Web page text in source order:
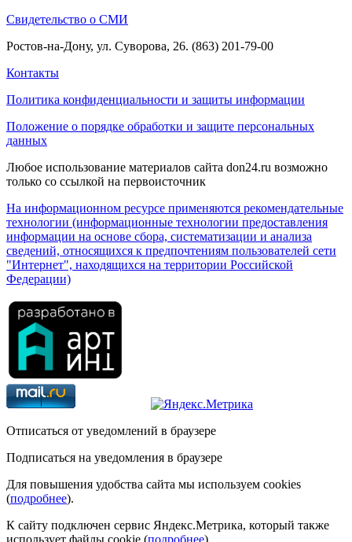
Свидетельство о СМИ
Ростов-на-Дону, ул. Суворова, 26. (863) 201-79-00
Контакты
Политика конфиденциальности и защиты информации
Положение о порядке обработки и защите персональных
данных
Любое использование материалов сайта don24.ru возможно
только со ссылкой на первоисточник
На информационном ресурсе применяются рекомендательные
технологии (информационные технологии предоставления
информации на основе сбора, систематизации и анализа
сведений, относящихся к предпочтениям пользователей сети
"Интернет", находящихся на территории Российской
Федерации)
Отписаться от уведомлений в браузере
Подписаться на уведомления в браузере
Для повышения удобства сайта мы используем cookies
(подробнее).
К сайту подключен сервис Яндекс.Метрика, который также